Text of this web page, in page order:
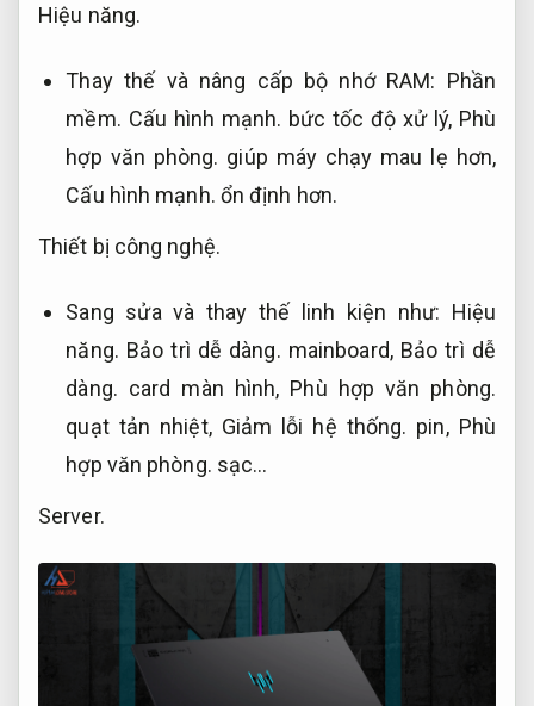
Hiệu năng.
Thay thế và nâng cấp bộ nhớ RAM: Phần
mềm. Cấu hình mạnh. bức tốc độ xử lý, Phù
hợp văn phòng. giúp máy chạy mau lẹ hơn,
Cấu hình mạnh. ổn định hơn.
Thiết bị công nghệ.
Sang sửa và thay thế linh kiện như: Hiệu
năng. Bảo trì dễ dàng. mainboard, Bảo trì dễ
dàng. card màn hình, Phù hợp văn phòng.
quạt tản nhiệt, Giảm lỗi hệ thống. pin, Phù
hợp văn phòng. sạc…
Server.